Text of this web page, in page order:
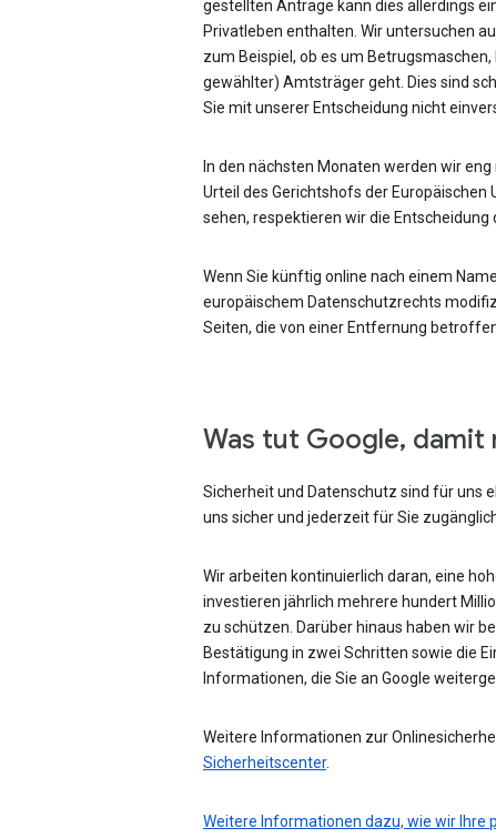
gestellten Anträge kann dies allerdings
Privatleben enthalten. Wir untersuchen
zum Beispiel, ob es um
gewählter) Amtsträger geht. Dies sind
Sie mit unserer Entscheidung nicht
In den nächsten Monaten werden wir
Urteil des Gerichtshofs der
sehen, respektieren wir die
Wenn Sie künftig online nach einem
europäischem Datenschutzrechts
Seiten, die von einer Entfernung betroffen
Was tut Google, damit
Sicherheit und Datenschutz sind für uns
uns sicher und jederzeit für Sie zugänglich
Wir arbeiten kontinuierlich daran, eine
investieren jährlich mehrere hundert
zu schützen. Darüber hinaus haben wir
Bestätigung in zwei Schritten sowie die
Informationen, die Sie an Google
Weitere Informationen zur
Sicherheitscenter.
Weitere Informationen dazu, wie wir Ihre